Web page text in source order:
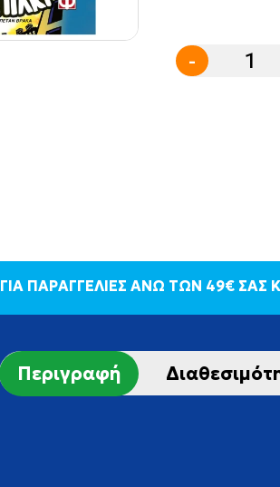
-
ΓΙΑ ΠΑΡΑΓΓΕΛΙΕΣ ΑΝΩ ΤΩΝ 49€
Περιγραφή